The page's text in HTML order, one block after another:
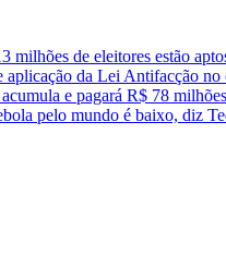
milhões de eleitores estão
aplicação da Lei Antifacção no
e pagará R$ 78
pelo mundo é baixo, diz